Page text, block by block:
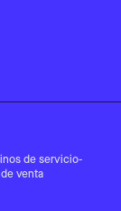
de servicio-
venta